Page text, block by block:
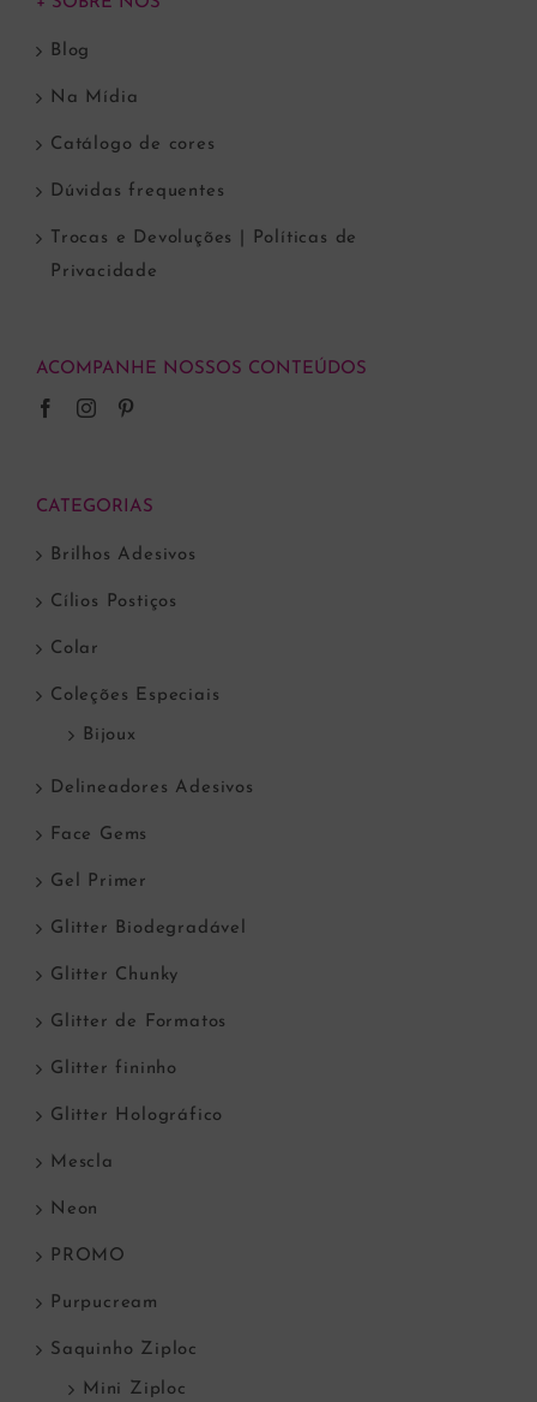
Blog
Na Mídia
Catálogo de cores
Dúvidas frequentes
Trocas e Devoluções | Políticas de
Privacidade
ACOMPANHE NOSSOS CONTEÚDOS
CATEGORIAS
Brilhos Adesivos
Cílios Postiços
Colar
Coleções Especiais
Bijoux
Delineadores Adesivos
Face Gems
Gel Primer
Glitter Biodegradável
Glitter Chunky
Glitter de Formatos
Glitter fininho
Glitter Holográfico
Mescla
Neon
PROMO
Purpucream
Saquinho Ziploc
Mini Ziploc